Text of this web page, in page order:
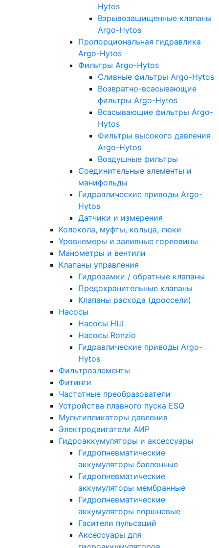
Hytos
Взрывозащищенные клапаны
Argo-Hytos
Пропорциональная гидравлика
Argo-Hytos
Фильтры Argo-Hytos
Сливные фильтры Argo-Hytos
Возвратно-всасывающие
фильтры Argo-Hytos
Всасывающие фильтры Argo-
Hytos
Фильтры высокого давления
Argo-Hytos
Воздушные фильтры
Соединительные элементы и
манифольды
Гидравлические приводы Argo-
Hytos
Датчики и измерения
Колокола, муфты, кольца, люки
Уровнемеры и заливные горловины
Манометры и вентили
Клапаны управления
Гидрозамки / обратные клапаны
Предохранительные клапаны
Клапаны расхода (дроссели)
Насосы
Насосы НШ
Насосы Ronzio
Гидравлические приводы Argo-
Hytos
Фильтроэлементы
Фитинги
Частотные преобразователи
Устройства плавного пуска ESQ
Мультипликаторы давления
Электродвигатели АИР
Гидроаккумуляторы и аксессуары
Гидропневматические
аккумуляторы баллонные
Гидропневматические
аккумуляторы мембранные
Гидропневматические
аккумуляторы поршневые
Гасители пульсаций
Аксессуары для